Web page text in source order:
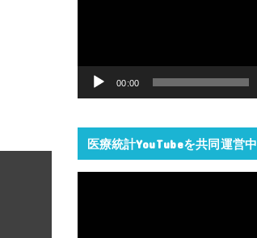
ヤ
00:00
医療統計YouTubeを共同運営中